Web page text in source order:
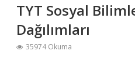
TYT Sosyal
Dağılımları
35974 Okuma